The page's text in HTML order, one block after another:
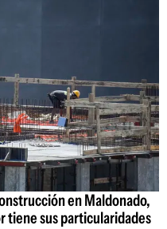
en Maldonado,
tiene sus particularidades